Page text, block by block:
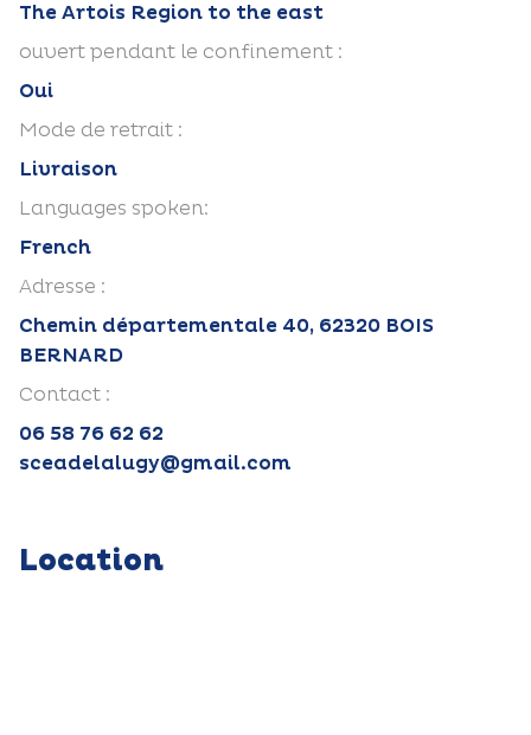
The Artois Region to the east
ouvert pendant le confinement :
Oui
Mode de retrait :
Livraison
Languages spoken:
French
Adresse :
Chemin départementale 40, 62320 BOIS
BERNARD
Contact :
06 58 76 62 62
sceadelalugy@gmail.com
Location